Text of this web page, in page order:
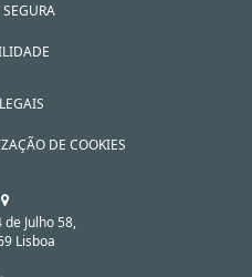
DE COOKIES
Julho 58,
Lisboa